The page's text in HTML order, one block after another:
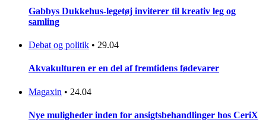
Gabbys Dukkehus-legetøj inviterer til kreativ leg og
samling
Debat og politik • 29.04
Akvakulturen er en del af fremtidens fødevarer
Magaxin • 24.04
Nye muligheder inden for ansigtsbehandlinger hos CeriX